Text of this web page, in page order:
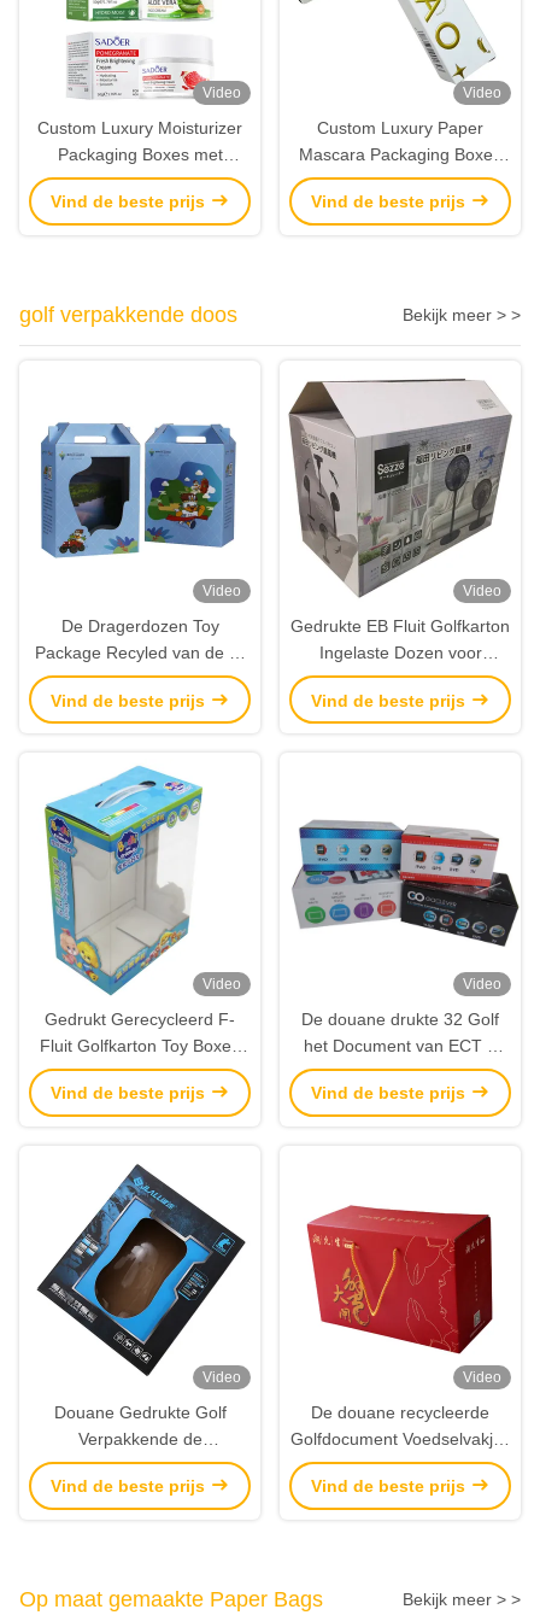
Video
Custom Luxury Moisturizer
Packaging Boxes met
zilveren folie logo High-End
Cosmetic Paper Box
Vind de beste prijs
Video
Custom Luxury Paper
Mascara Packaging Boxes
met Gold Foil Stamping &
Embossed Logo
Vind de beste prijs
golf verpakkende doos Bekijk meer > >
Video
De Dragerdozen Toy
Package Recyled van de e-
Fluit Golfkarton Autobodem
Vind de beste prijs
Video
Gedrukte EB Fluit Golfkarton
Ingelaste Dozen voor
Huishoudapparaat
Vind de beste prijs
Video
Gedrukt Gerecycleerd F-
Fluit Golfkarton Toy Boxes
Window Carrier Packaging
Vind de beste prijs
Video
De douane drukte 32 Golf
het Document van ECT B
Fluit Verpakkende Vakjes
met Kunstwerk
Vind de beste prijs
Video
Douane Gedrukte Golf
Verpakkende de
Dozenleverancier van het
Muisvenster met
Vind de beste prijs
Video
De douane recycleerde
Golfdocument Voedselvakjes
die met handvatkabel
verpakken
Vind de beste prijs
Op maat gemaakte Paper Bags Bekijk meer > >